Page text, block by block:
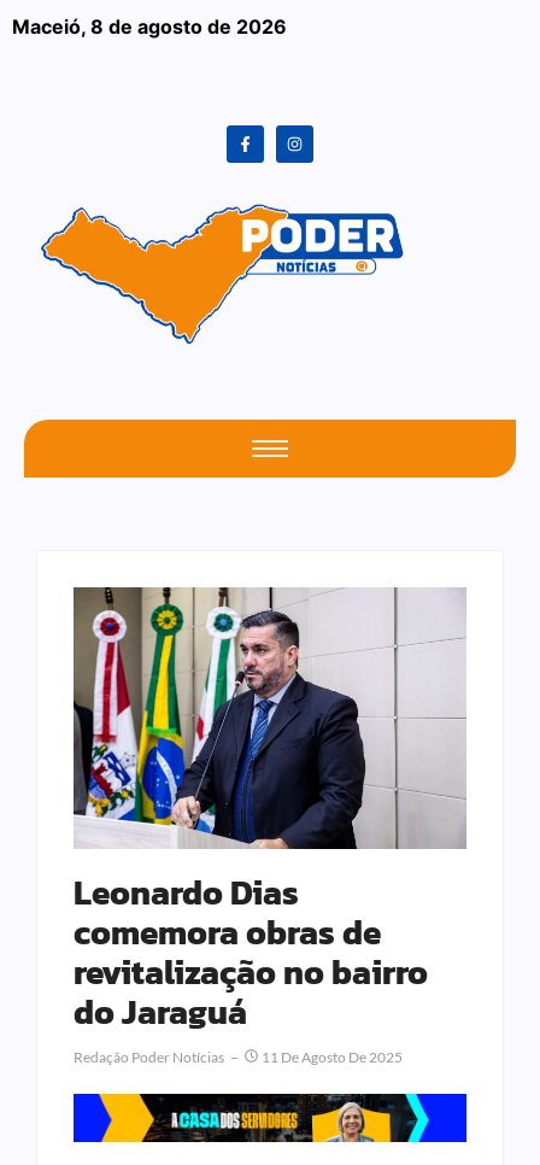
Maceió, 8 de agosto de 2026
Leonardo Dias
comemora obras de
revitalização no bairro
do Jaraguá
Redação Poder Notícias 11 De Agosto De 2025